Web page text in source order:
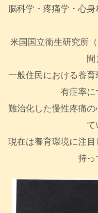
脳科学・疼痛学・心
米国国立衛生研究所
一般住民における養
有症率に
難治化した慢性疼痛
て
現在は養育環境に注
持っ